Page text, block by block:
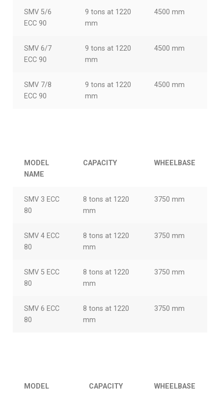
SMV 5/6
ECC 90
9 tons at 1220
mm
4500 mm
SMV 6/7
ECC 90
9 tons at 1220
mm
4500 mm
SMV 7/8
ECC 90
9 tons at 1220
mm
4500 mm
MODEL
NAME
CAPACITY WHEELBASE
SMV 3 ECC
80
8 tons at 1220
mm
3750 mm
SMV 4 ECC
80
8 tons at 1220
mm
3750 mm
SMV 5 ECC
80
8 tons at 1220
mm
3750 mm
SMV 6 ECC
80
8 tons at 1220
mm
3750 mm
MODEL
CAPACITY WHEELBASE